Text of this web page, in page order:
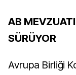
AB
SÜRÜYOR
Avrupa Birliği